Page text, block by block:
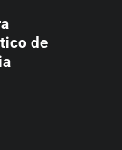
de